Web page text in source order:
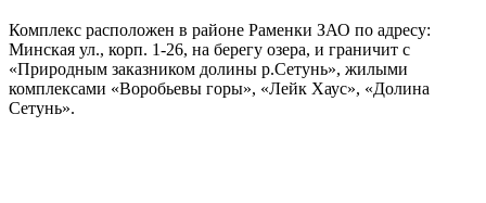
Комплекс расположен в районе Раменки ЗАО по адресу:
Минская ул., корп. 1-26, на берегу озера, и граничит с
«Природным заказником долины р.Сетунь», жилыми
комплексами «Воробьевы горы», «Лейк Хаус», «Долина
Сетунь».